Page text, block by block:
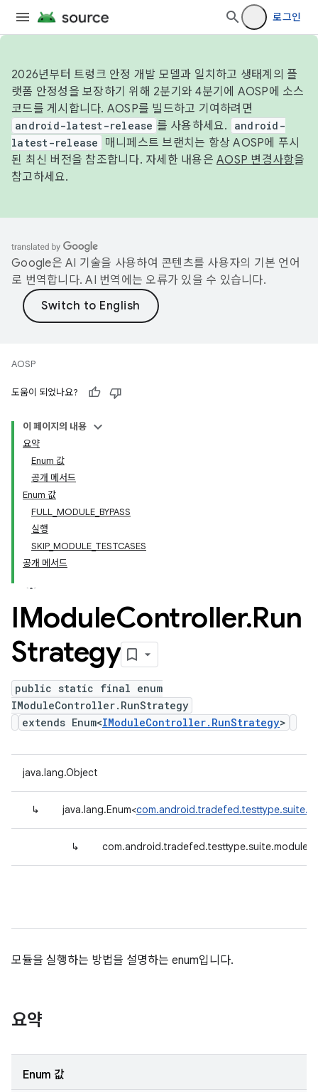
로그인
2026년부터 트렁크 안정 개발 모델과 일치하고 생태계의 플
랫폼 안정성을 보장하기 위해 2분기와 4분기에 AOSP에 소스
코드를 게시합니다. AOSP를 빌드하고 기여하려면
android-latest-release 를 사용하세요.
android-
latest-release
매니페스트 브랜치는 항상 AOSP에 푸시
된 최신 버전을 참조합니다. 자세한 내용은 AOSP 변경사항을
참고하세요.
Google은 AI 기술을 사용하여 콘텐츠를 사용자의 기본 언어
로 번역합니다. AI 번역에는 오류가 있을 수 있습니다.
AOSP
도움이 되었나요?
이 페이지의 내용
요약
Enum 값
공개 메서드
Enum 값
FULL_MODULE_BYPASS
실행
SKIP_MODULE_TESTCASES
공개 메서드
IModuleController.Run
Strategy
public static final enum
IModuleController.RunStrategy
extends Enum<IModuleController.RunStrategy>
java.lang.Object
↳ java.lang.Enum<
↳
모듈을 실행하는 방법을 설명하는 enum입니다.
요약
Enum 값